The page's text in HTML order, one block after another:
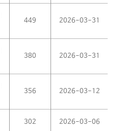
449 2026-03-31
380 2026-03-31
356 2026-03-12
302 2026-03-06